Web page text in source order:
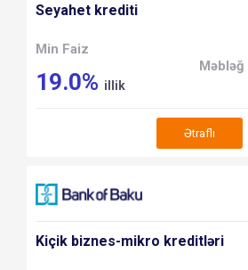
Seyahet krediti
Min Faiz
19.0% illik
Məbləğ
Ətraflı
Kiçik biznes-mikro kreditləri